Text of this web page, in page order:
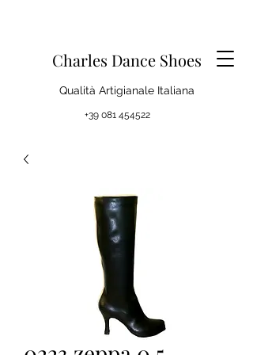
Charles Dance Shoes
Qualità Artigianale Italiana
+39 081 454522